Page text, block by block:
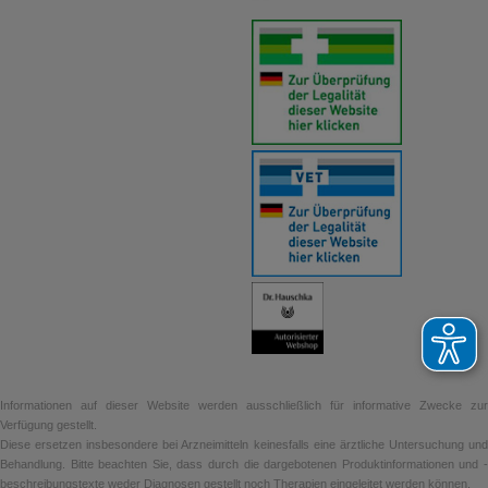
Informationen auf dieser Website werden ausschließlich für informative Zwecke zur
Verfügung gestellt.
Diese ersetzen insbesondere bei Arzneimitteln keinesfalls eine ärztliche Untersuchung und
Behandlung. Bitte beachten Sie, dass durch die dargebotenen Produktinformationen und -
beschreibungstexte weder Diagnosen gestellt noch Therapien eingeleitet werden können.